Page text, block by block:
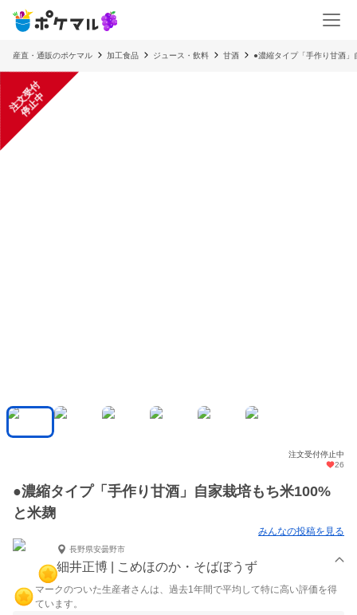
産直・通販のポケマル 加工食品 ジュース・飲料 甘酒 ●濃縮タイプ「手作り甘酒
注
文
受
付
停
止
中
注文受付停止中
26
●濃縮タイプ「手作り甘酒」自家栽培もち米100%
と米麹
みんなの投稿を見る
長野県安曇野市
細井正博 | こめほのか・そばぼうず
マークのついた生産者さんは、過去1年間で平均して特に高い評価を得
ています。